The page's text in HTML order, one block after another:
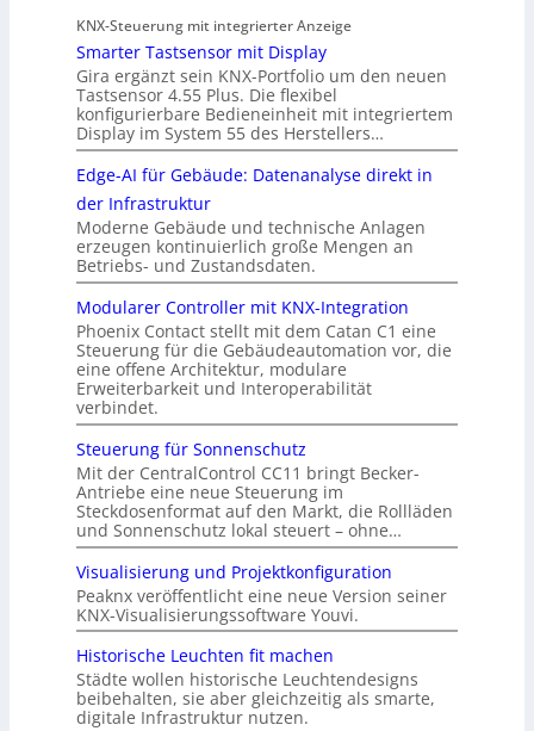
KNX-Steuerung mit integrierter Anzeige
Smarter Tastsensor mit Display
Gira ergänzt sein KNX-Portfolio um den neuen
Tastsensor 4.55 Plus. Die flexibel
konfigurierbare Bedieneinheit mit integriertem
Display im System 55 des Herstellers…
Edge-AI für Gebäude: Datenanalyse direkt in
der Infrastruktur
Moderne Gebäude und technische Anlagen
erzeugen kontinuierlich große Mengen an
Betriebs- und Zustandsdaten.
Modularer Controller mit KNX-Integration
Phoenix Contact stellt mit dem Catan C1 eine
Steuerung für die Gebäudeautomation vor, die
eine offene Architektur, modulare
Erweiterbarkeit und Interoperabilität
verbindet.
Steuerung für Sonnenschutz
Mit der CentralControl CC11 bringt Becker-
Antriebe eine neue Steuerung im
Steckdosenformat auf den Markt, die Rollläden
und Sonnenschutz lokal steuert – ohne…
Visualisierung und Projektkonfiguration
Peaknx veröffentlicht eine neue Version seiner
KNX-Visualisierungssoftware Youvi.
Historische Leuchten fit machen
Städte wollen historische Leuchtendesigns
beibehalten, sie aber gleichzeitig als smarte,
digitale Infrastruktur nutzen.